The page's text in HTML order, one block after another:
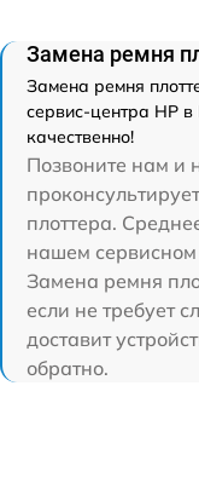
Замена ремня
Замена ремня
сервис-центра HP
качественно!
Позвоните нам и
плоттера.
нашем сервисном
Замена ремня
если не требует
доставит
обратно.